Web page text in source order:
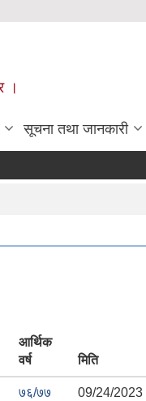
।
सूचना तथा जानकारी
आर्थिक
वर्ष
मिति
७६/७७
09/24/